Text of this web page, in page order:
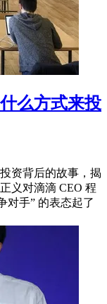
么方式来投
资背后的故事，揭
义对滴滴 CEO 程
对手” 的表态起了